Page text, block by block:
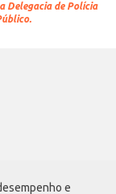
e
Delegacia de Polícia